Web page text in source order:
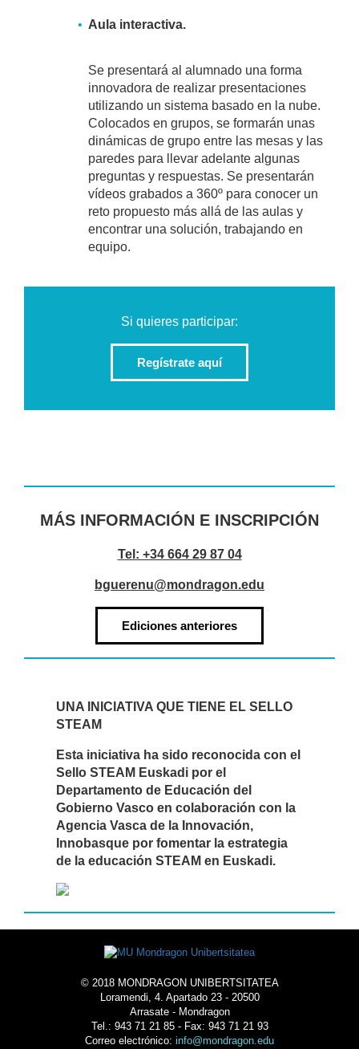
Aula interactiva.
Se presentará al alumnado una forma
innovadora de realizar presentaciones
utilizando un sistema basado en la nube.
Colocados en grupos, se formarán unas
dinámicas de grupo entre las mesas y las
paredes para llevar adelante algunas
preguntas y respuestas. Se presentarán
vídeos grabados a 360º para conocer un
reto propuesto más allá de las aulas y
encontrar una solución, trabajando en
equipo.
Si quieres participar:
Regístrate aquí
MÁS INFORMACIÓN E INSCRIPCIÓN
Tel: +34 664 29 87 04
bguerenu@mondragon.edu
Ediciones anteriores
UNA INICIATIVA QUE TIENE EL SELLO
STEAM
Esta iniciativa ha sido reconocida con el
Sello STEAM Euskadi por el
Departamento de Educación del
Gobierno Vasco en colaboración con la
Agencia Vasca de la Innovación,
Innobasque por fomentar la estrategia
de la educación STEAM en Euskadi.
© 2018 MONDRAGON UNIBERTSITATEA
Loramendi, 4. Apartado 23 - 20500
Arrasate - Mondragon
Tel.: 943 71 21 85 - Fax: 943 71 21 93
Correo electrónico: info@mondragon.edu